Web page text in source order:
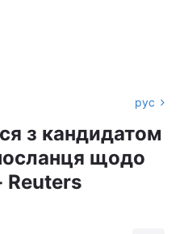
рус
з кандидатом
щодо
Reuters